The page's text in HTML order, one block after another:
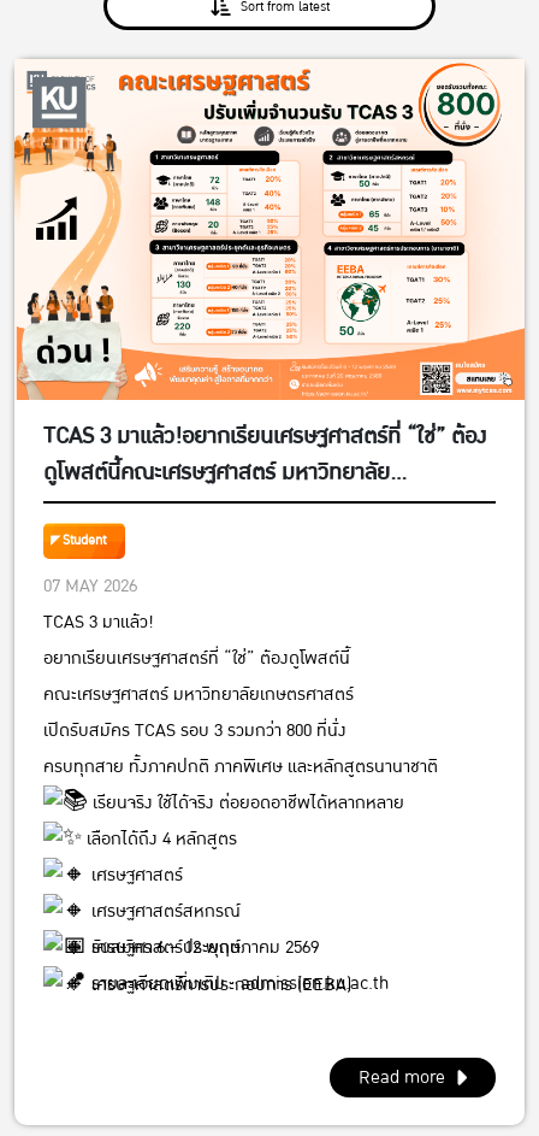
Sort from latest
TCAS 3 มาแล้ว!อยากเรียนเศรษฐศาสตร์ที่ “ใช่” ต้อง
ดูโพสต์นี้คณะเศรษฐศาสตร์ มหาวิทยาลัย
เกษตรศาสตร์
Student
07 MAY 2026
TCAS 3 มาแล้ว!
อยากเรียนเศรษฐศาสตร์ที่ “ใช่” ต้องดูโพสต์นี้
คณะเศรษฐศาสตร์ มหาวิทยาลัยเกษตรศาสตร์
เปิดรับสมัคร TCAS รอบ 3 รวมกว่า 800 ที่นั่ง
ครบทุกสาย ทั้งภาคปกติ ภาคพิเศษ และหลักสูตรนานาชาติ
เรียนจริง ใช้ได้จริง ต่อยอดอาชีพได้หลากหลาย
เลือกได้ถึง 4 หลักสูตร
เศรษฐศาสตร์
เศรษฐศาสตร์สหกรณ์
เศรษฐศาสตร์ประยุกต์
เศรษฐศาสตร์การประกอบการ (EEBA)
รับสมัคร 6 – 12 พฤษภาคม 2569
รายละเอียดเพิ่มเติม :admission.ku.ac.th
Read more